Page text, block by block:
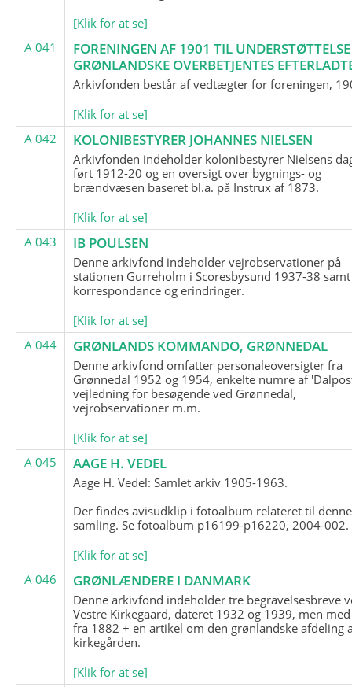
[Klik for at se]
A 041
FORENINGEN AF 1901 TIL
GRØNLANDSKE OVERBETJENTES
Arkivfonden består af vedtægter for foreningen,
[Klik for at se]
A 042
KOLONIBESTYRER JOHANNES NIELSEN
Arkivfonden indeholder kolonibestyrer Nielsens
ført 1912-20 og en oversigt over bygnings- og
brændvæsen baseret bl.a. på Instrux af 1873.
[Klik for at se]
A 043
IB POULSEN
Denne arkivfond indeholder vejrobservationer på
stationen Gurreholm i Scoresbysund 1937-38 samt
korrespondance og erindringer.
[Klik for at se]
A 044
GRØNLANDS KOMMANDO, GRØNNEDAL
Denne arkivfond omfatter personaleoversigter fra
Grønnedal 1952 og 1954, enkelte numre af
vejledning for besøgende ved Grønnedal,
vejrobservationer m.m.
[Klik for at se]
A 045
AAGE H. VEDEL
Aage H. Vedel: Samlet arkiv 1905-1963.
Der findes avisudklip i fotoalbum relateret til denne
samling. Se fotoalbum p16199-p16220, 2004-002.
[Klik for at se]
A 046
GRØNLÆNDERE I DANMARK
Denne arkivfond indeholder tre begravelsesbreve
Vestre Kirkegaard, dateret 1932 og 1939, men
fra 1882 + en artikel om den grønlandske afdeling
kirkegården.
[Klik for at se]